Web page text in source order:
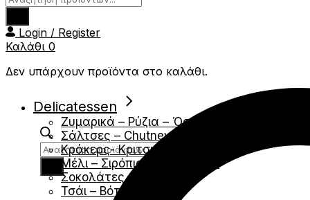
Products
search
search
Login / Register
Καλάθι 0
Δεν υπάρχουν προϊόντα στο καλάθι.
Delicatessen
Ζυμαρικά – Ρύζια – Όσπρια
Σάλτσες – Chutney – Μουσταρδες
Κράκερς- Κριτσινια
Μέλι – Σιρόπια – Αλείμματα
Σοκολάτες
Τσάι – Βότανα
Hampstead